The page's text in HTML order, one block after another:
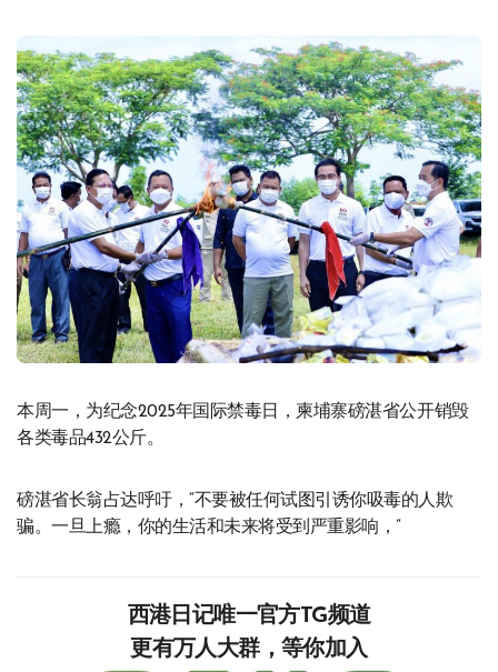
本周一，为纪念2025年国际禁毒日，柬埔寨磅湛省公开销毁
各类毒品432公斤。
磅湛省长翁占达呼吁，“不要被任何试图引诱你吸毒的人欺
骗。一旦上瘾，你的生活和未来将受到严重影响，”
西港日记唯一官方TG频道
更有万人大群，等你加入‍‍‍‍‍‍‍‍‍‍‍‍‍